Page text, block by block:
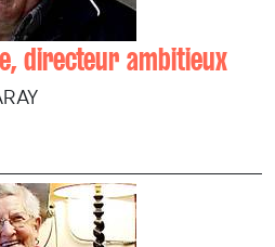
directeur ambitieux